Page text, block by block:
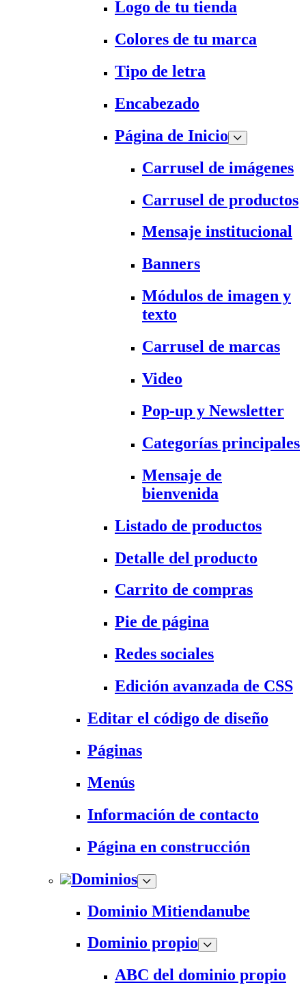
Logo de tu tienda
Colores de tu marca
Tipo de letra
Encabezado
Página de Inicio
Carrusel de imágenes
Carrusel de productos
Mensaje institucional
Banners
Módulos de imagen y
texto
Carrusel de marcas
Video
Pop-up y Newsletter
Categorías principales
Mensaje de
bienvenida
Listado de productos
Detalle del producto
Carrito de compras
Pie de página
Redes sociales
Edición avanzada de CSS
Editar el código de diseño
Páginas
Menús
Información de contacto
Página en construcción
Dominios
Dominio Mitiendanube
Dominio propio
ABC del dominio propio